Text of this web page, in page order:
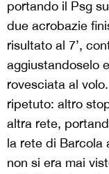
portando il Psg
due acrobazie
risultato al 7’,
aggiustandoselo
rovesciata al
ripetuto: altro
altra rete,
la rete di Barcola
non si era mai